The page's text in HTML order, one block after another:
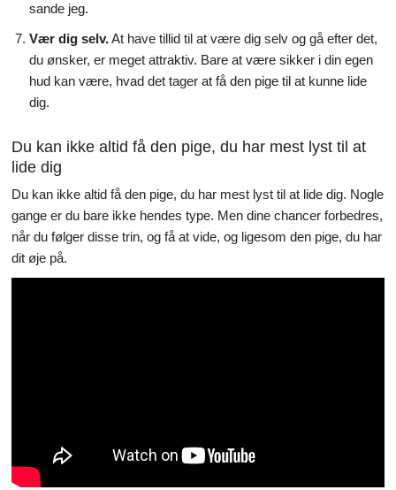
sande jeg.
Vær dig selv.At have tillid til at være dig selv og gå efter det,
du ønsker, er meget attraktiv. Bare at være sikker i din egen
hud kan være, hvad det tager at få den pige til at kunne lide
dig.
Du kan ikke altid få den pige, du har mest lyst til at
lide dig
Du kan ikke altid få den pige, du har mest lyst til at lide dig. Nogle
gange er du bare ikke hendes type. Men dine chancer forbedres,
når du følger disse trin, og få at vide, og ligesom den pige, du har
dit øje på.